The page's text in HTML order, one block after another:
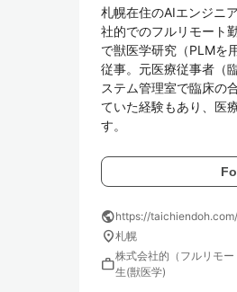
札幌在住のAIエンジニ
社的でのフルリモート
で獣医学研究（PLMを
従事。元医療従事者（
ステム管理室で臨床の
ていた経験もあり、医
す。
publichttps://taichiendoh.com/
location_on札幌
work株式会社的（フルリモ
生(獣医学)